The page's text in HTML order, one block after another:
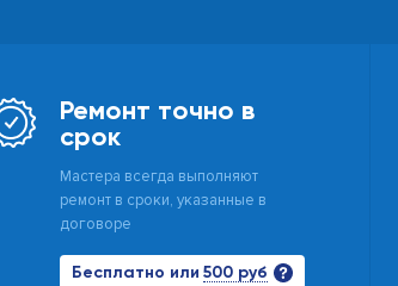
Ремонт точно в
срок
Мастера всегда выполняют
ремонт в сроки, указанные в
договоре
Бесплатно или 500 руб